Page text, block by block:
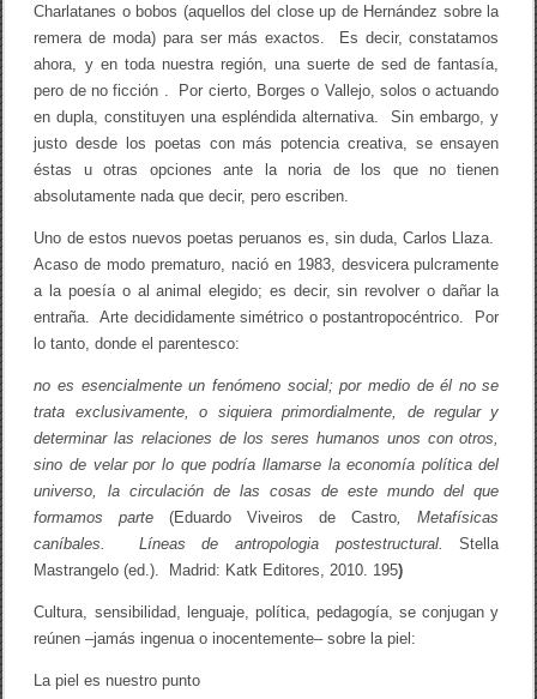
Charlatanes o bobos (aquellos del close up de Hernández sobre la
remera de moda) para ser más exactos. Es decir, constatamos
ahora, y en toda nuestra región, una suerte de sed de fantasía,
pero de no ficción . Por cierto, Borges o Vallejo, solos o actuando
en dupla, constituyen una espléndida alternativa. Sin embargo, y
justo desde los poetas con más potencia creativa, se ensayen
éstas u otras opciones ante la noria de los que no tienen
absolutamente nada que decir, pero escriben.
Uno de estos nuevos poetas peruanos es, sin duda, Carlos Llaza.
Acaso de modo prematuro, nació en 1983, desvicera pulcramente
a la poesía o al animal elegido; es decir, sin revolver o dañar la
entraña. Arte decididamente simétrico o postantropocéntrico. Por
lo tanto, donde el parentesco:
no es esencialmente un fenómeno social; por medio de él no se
trata exclusivamente, o siquiera primordialmente, de regular y
determinar las relaciones de los seres humanos unos con otros,
sino de velar por lo que podría llamarse la economía política del
universo, la circulación de las cosas de este mundo del que
formamos parte(Eduardo Viveiros de Castro , Metafísicas
caníbales. Líneas de antropologia postestructural.Stella
Mastrangelo (ed.). Madrid: Katk Editores, 2010. 195)
Cultura, sensibilidad, lenguaje, política, pedagogía, se conjugan y
reúnen –jamás ingenua o inocentemente– sobre la piel:
La piel es nuestro punto